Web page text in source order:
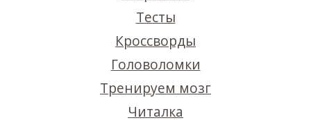
Тесты
Кроссворды
Головоломки
Тренируем мозг
Читалка